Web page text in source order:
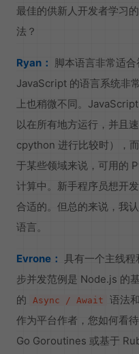
最佳的供新人开发者学习
法？
Ryan： 脚本语言非常适
JavaScript 的语言系统非
上也稍微不同。
以在所有地方运行，并且
cpython 进行比较时），
于某些领域来说，可用的
计算中。新手程序员想开
合适的。但总的来说，我
语言。
Evrone： 具有一个主线程
步并发范例是 Node.js 的
的
Async / Await
语法
作为平台作者，您如何看
Go Goroutines 或基于